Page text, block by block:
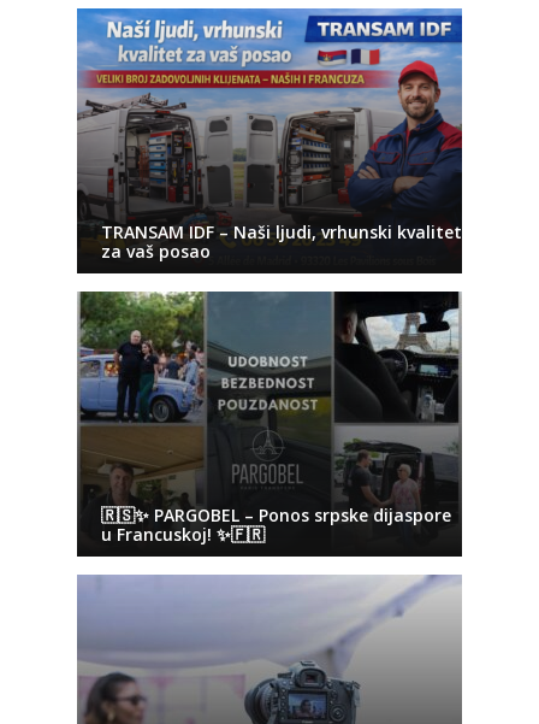
TRANSAM IDF – Naši ljudi, vrhunski kvalitet
za vaš posao
🇷🇸✨ PARGOBEL – Ponos srpske dijaspore
u Francuskoj! ✨🇫🇷